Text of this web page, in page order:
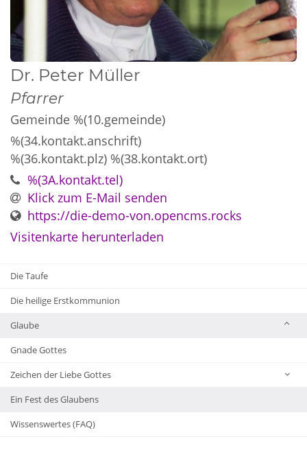
Dr. Peter Müller
Pfarrer
Gemeinde %(10.gemeinde)
%(34.kontakt.anschrift)
%(36.kontakt.plz) %(38.kontakt.ort)
%(3A.kontakt.tel)
Klick zum E-Mail senden
https://die-demo-von.opencms.rocks
Visitenkarte herunterladen
Die Taufe
Die heilige Erstkommunion
Glaube
Gnade Gottes
Zeichen der Liebe Gottes
Ein Fest des Glaubens
Wissenswertes (FAQ)